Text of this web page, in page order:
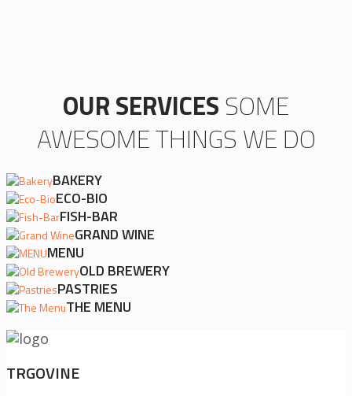
OUR SERVICESSOME
AWESOME THINGS WE DO
BAKERY
ECO-BIO
FISH-BAR
GRAND WINE
MENU
OLD BREWERY
PASTRIES
THE MENU
TRGOVINE